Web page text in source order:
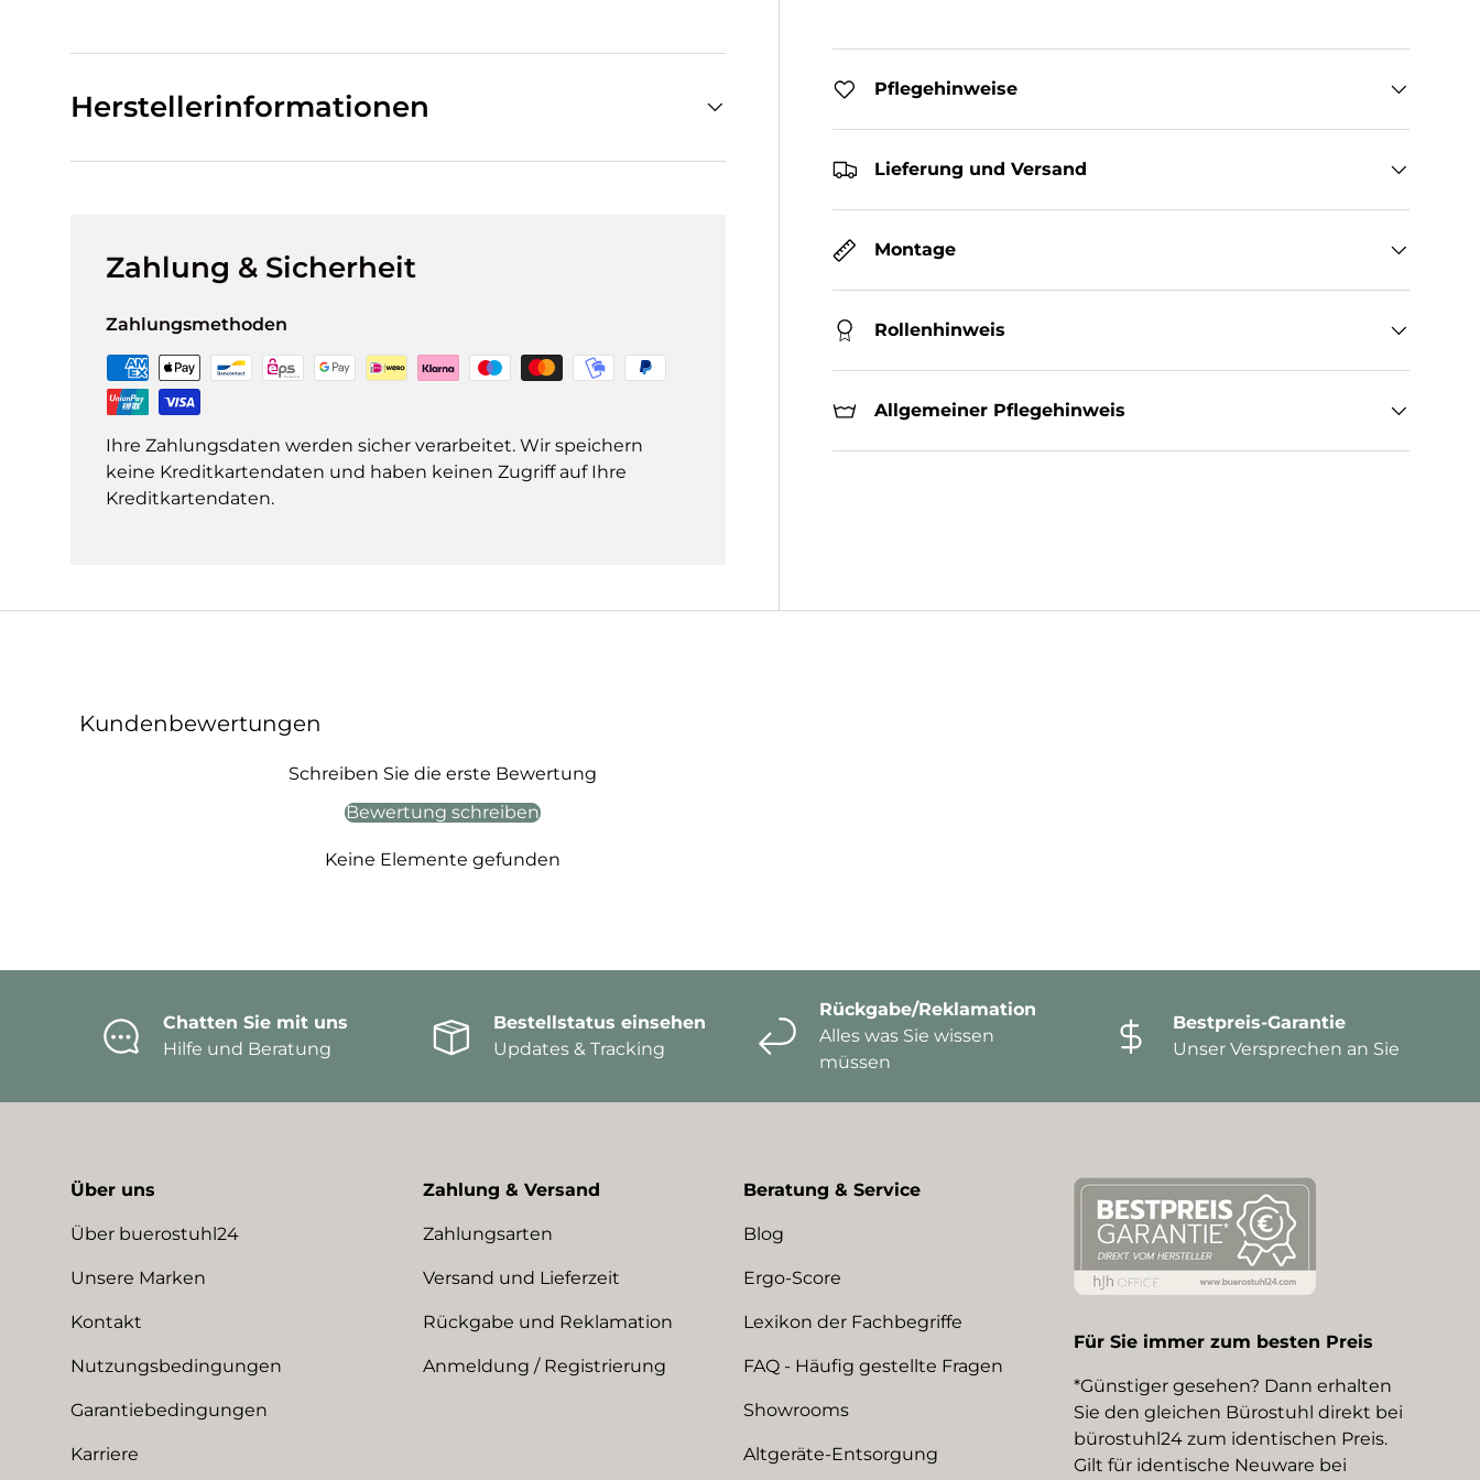
Pflegehinweise
Lieferung und Versand
Montage
Rollenhinweis
Allgemeiner Pflegehinweis
Herstellerinformationen
Zahlung & Sicherheit
Zahlungsmethoden
Ihre Zahlungsdaten werden sicher verarbeitet. Wir speichern
keine Kreditkartendaten und haben keinen Zugriff auf Ihre
Kreditkartendaten.
Kundenbewertungen
Schreiben Sie die erste Bewertung
Bewertung schreiben
Keine Elemente gefunden
Chatten Sie mit uns
Hilfe und Beratung
Bestellstatus einsehen
Updates & Tracking
Rückgabe/Reklamation
Alles was Sie wissen
müssen
Bestpreis-Garantie
Unser Versprechen an Sie
Über uns
Über buerostuhl24
Unsere Marken
Kontakt
Nutzungsbedingungen
Garantiebedingungen
Karriere
Zahlung & Versand
Zahlungsarten
Versand und Lieferzeit
Rückgabe und Reklamation
Anmeldung / Registrierung
Beratung & Service
Blog
Ergo-Score
Lexikon der Fachbegriffe
FAQ - Häufig gestellte Fragen
Showrooms
Altgeräte-Entsorgung
Für Sie immer zum besten Preis
*Günstiger gesehen? Dann erhalten
Sie den gleichen Bürostuhl direkt bei
bürostuhl24 zum identischen Preis.
Gilt für identische Neuware bei